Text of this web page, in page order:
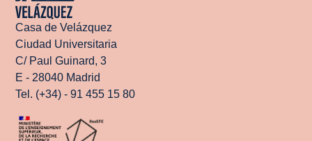
Casa de Velázquez
Ciudad Universitaria
C/ Paul Guinard, 3
E - 28040 Madrid
Tel. (+34) - 91 455 15 80